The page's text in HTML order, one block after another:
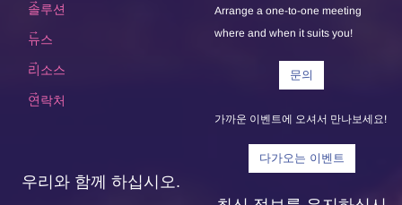
솔루션
뉴스
리소스
연락처
Arrange a one-to-one meeting
where and when it suits you!
문의
가까운 이벤트에 오셔서 만나보세요!
다가오는 이벤트
우리와 함께 하십시오.